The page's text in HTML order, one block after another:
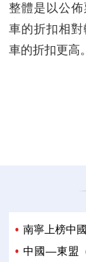
整體是以公
車的折扣相
車的折扣更高
南寧上榜中
中國—東盟